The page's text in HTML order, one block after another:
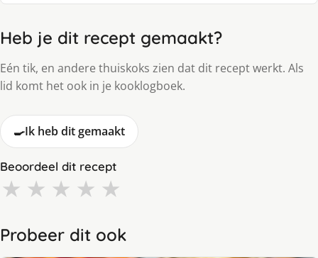
Heb je dit recept gemaakt?
Eén tik, en andere thuiskoks zien dat dit recept werkt. Als
lid komt het ook in je kooklogboek.
🍳Ik heb dit gemaakt
Beoordeel dit recept
★ ★ ★ ★ ★
Probeer dit ook